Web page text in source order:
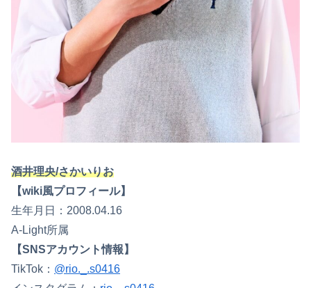
酒井理央/さかいりお
【wiki風プロフィール】
生年月日：2008.04.16
A-Light所属
【SNSアカウント情報】
TikTok： @rio._.s0416